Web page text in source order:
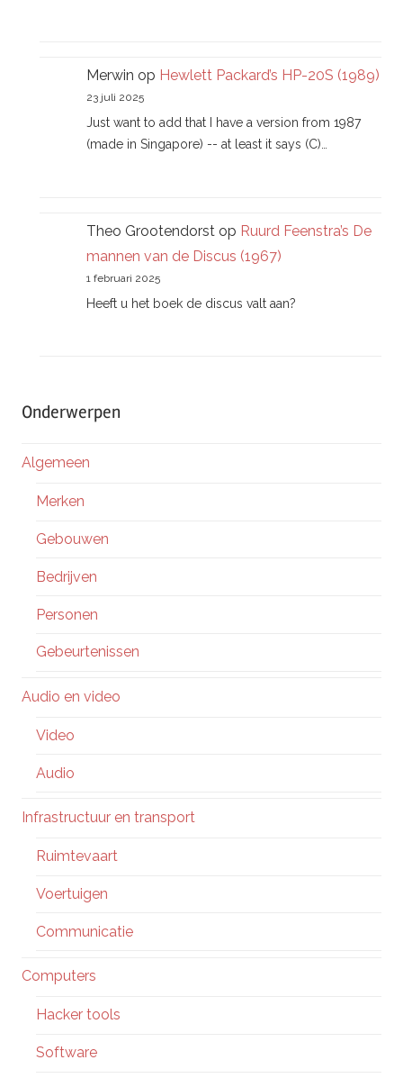
Merwin op Hewlett Packard’s HP-20S (1989)
23 juli 2025
Just want to add that I have a version from 1987
(made in Singapore) -- at least it says (C)…
Theo Grootendorst op Ruurd Feenstra’s De
mannen van de Discus (1967)
1 februari 2025
Heeft u het boek de discus valt aan?
Onderwerpen
Algemeen
Merken
Gebouwen
Bedrijven
Personen
Gebeurtenissen
Audio en video
Video
Audio
Infrastructuur en transport
Ruimtevaart
Voertuigen
Communicatie
Computers
Hacker tools
Software